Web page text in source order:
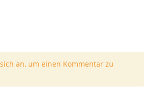
an, um einen Kommentar zu